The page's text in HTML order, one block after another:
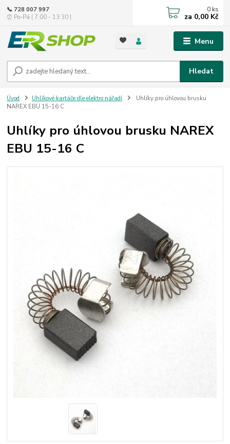
Menu
Hledat
📞 728 007 997
⏰ Po-Pá | 7:00 - 13:30 |
0 ks
za 0,00 Kč
Úvod Uhlíkové kartáče dle elektro nářadí
Uhlíky pro úhlovou brusku
NAREX EBU 15-16 C
Uhlíky pro úhlovou brusku NAREX
EBU 15-16 C